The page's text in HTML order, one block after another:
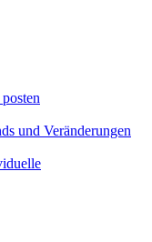
und Veränderungen